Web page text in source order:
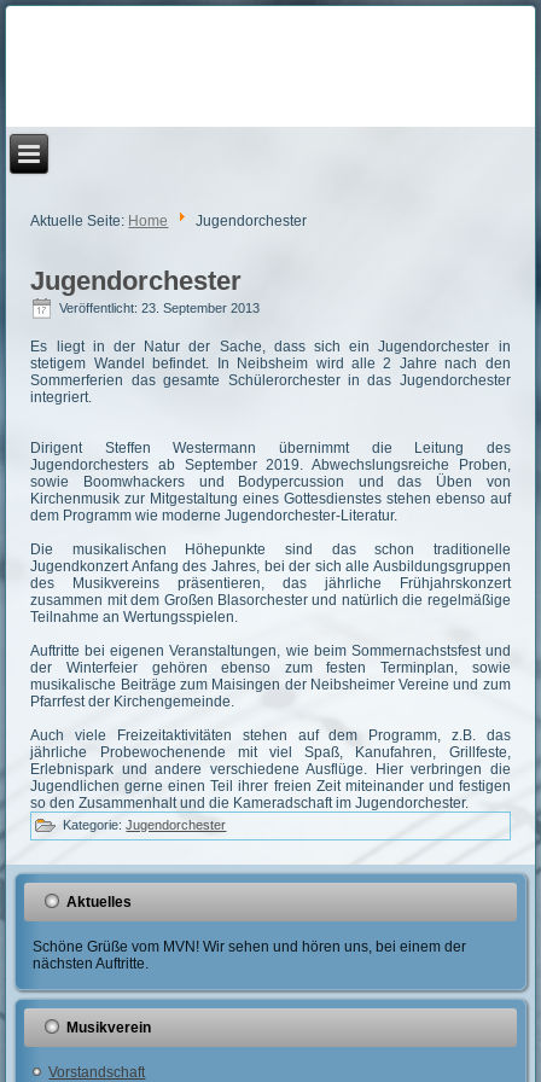
Aktuelle Seite: Home Jugendorchester
Jugendorchester
Veröffentlicht: 23. September 2013
Es liegt in der Natur der Sache, dass sich ein Jugendorchester in
stetigem Wandel befindet. In Neibsheim wird alle 2 Jahre nach den
Sommerferien das gesamte Schülerorchester in das Jugendorchester
integriert.
Dirigent Steffen Westermann übernimmt die Leitung des
Jugendorchesters ab September 2019. Abwechslungsreiche Proben,
sowie Boomwhackers und Bodypercussion und das Üben von
Kirchenmusik zur Mitgestaltung eines Gottesdienstes stehen ebenso auf
dem Programm wie moderne Jugendorchester-Literatur.
Die musikalischen Höhepunkte sind das schon traditionelle
Jugendkonzert Anfang des Jahres, bei der sich alle Ausbildungsgruppen
des Musikvereins präsentieren, das jährliche Frühjahrskonzert
zusammen mit dem Großen Blasorchester und natürlich die regelmäßige
Teilnahme an Wertungsspielen.
Auftritte bei eigenen Veranstaltungen, wie beim Sommernachstsfest und
der Winterfeier gehören ebenso zum festen Terminplan, sowie
musikalische Beiträge zum Maisingen der Neibsheimer Vereine und zum
Pfarrfest der Kirchengemeinde.
Auch viele Freizeitaktivitäten stehen auf dem Programm, z.B. das
jährliche Probewochenende mit viel Spaß, Kanufahren, Grillfeste,
Erlebnispark und andere verschiedene Ausflüge. Hier verbringen die
Jugendlichen gerne einen Teil ihrer freien Zeit miteinander und festigen
so den Zusammenhalt und die Kameradschaft im Jugendorchester.
Kategorie:Jugendorchester
Aktuelles
Schöne Grüße vom MVN! Wir sehen und hören uns, bei einem der
nächsten Auftritte.
Musikverein
Vorstandschaft